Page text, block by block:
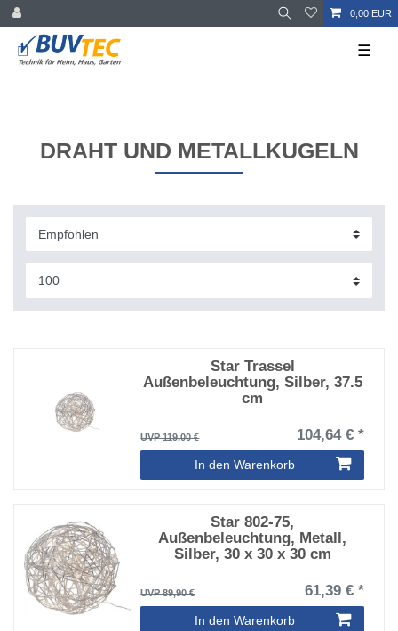
0,00 EUR
☰
DRAHT UND METALLKUGELN
Star Trassel
Außenbeleuchtung, Silber, 37.5
cm
UVP 119,00 € 104,64 € *
In den Warenkorb
Star 802-75,
Außenbeleuchtung, Metall,
Silber, 30 x 30 x 30 cm
UVP 89,90 € 61,39 € *
In den Warenkorb